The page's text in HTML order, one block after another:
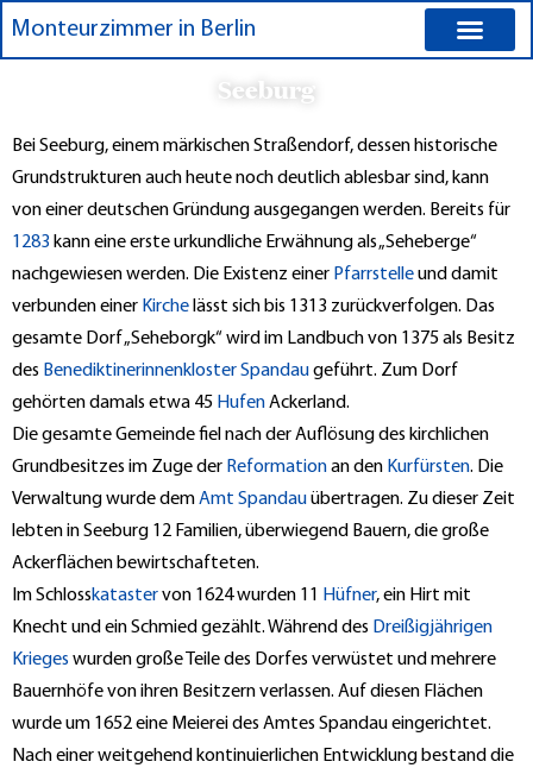
Monteurzimmer in Berlin
Seeburg
Bei Seeburg, einem märkischen Straßendorf, dessen historische
Grundstrukturen auch heute noch deutlich ablesbar sind, kann
von einer deutschen Gründung ausgegangen werden. Bereits für
1283 kann eine erste urkundliche Erwähnung als „Seheberge“
nachgewiesen werden. Die Existenz einer Pfarrstelleund damit
verbunden einer Kirche lässt sich bis 1313 zurückverfolgen. Das
gesamte Dorf „Seheborgk“ wird im Landbuch von 1375 als Besitz
des Benediktinerinnenkloster Spandaugeführt. Zum Dorf
gehörten damals etwa 45 HufenAckerland.
Die gesamte Gemeinde fiel nach der Auflösung des kirchlichen
Grundbesitzes im Zuge der Reformationan den Kurfürsten. Die
Verwaltung wurde demAmt Spandauübertragen. Zu dieser Zeit
lebten in Seeburg 12 Familien, überwiegend Bauern, die große
Ackerflächen bewirtschafteten.
Im Schlosskatastervon 1624 wurden 11 Hüfner, ein Hirt mit
Knecht und ein Schmied gezählt. Während des Dreißigjährigen
Krieges wurden große Teile des Dorfes verwüstet und mehrere
Bauernhöfe von ihren Besitzern verlassen. Auf diesen Flächen
wurde um 1652 eine Meierei des Amtes Spandau eingerichtet.
Nach einer weitgehend kontinuierlichen Entwicklung bestand die